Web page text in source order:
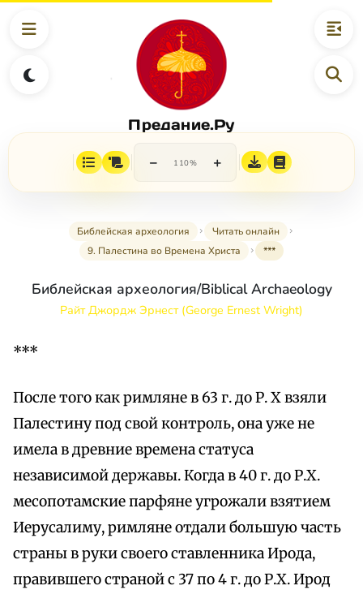
Предание.Ру
− 110% +
Библейская археология
Читать онлайн
9. Палестина во Времена Христа
***
Библейская археология/Biblical Archaeology
Райт Джордж Эрнест (George Ernest Wright)
***
После того как римляне в 63 г. до Р. Х взяли
Палестину под свой контроль, она уже не
имела в древние времена статуса
независимой державы. Когда в 40 г. до Р.Х.
месопотамские парфяне угрожали взятием
Иерусалиму, римляне отдали большую часть
страны в руки своего ставленника Ирода,
правившего страной с 37 по 4 г. до Р.Х. Ирод